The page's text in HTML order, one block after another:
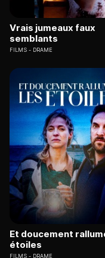
Vrais jumeaux faux
semblants
FILMS DRAME
Et doucement
étoiles
FILMS DRAME